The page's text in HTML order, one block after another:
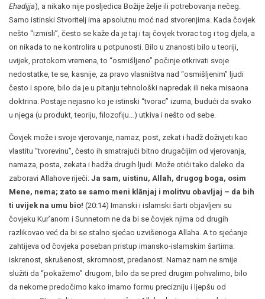
Ehadijja), a nikako nije posljedica Božije želje ili potrebovanja nečeg.
Samo istinski Stvoritelj ima apsolutnu moć nad stvorenjima. Kada čovjek
nešto “izmisli”, često se kaže da je taj i taj čovjek tvorac tog i tog djela, a
on nikada to ne kontrolira u potpunosti. Bilo u znanosti bilo u teoriji,
uvijek, protokom vremena, to “osmišljeno” počinje otkrivati svoje
nedostatke, te se, kasnije, za pravo vlasništva nad “osmišljenim” ljudi
često i spore, bilo da je u pitanju tehnološki napredak ili neka misaona
doktrina. Postaje nejasno ko je istinski “tvorac” izuma, budući da svako
u njega (u produkt, teoriju, filozofiju…) utkiva i nešto od sebe.
Čovjek može i svoje vjerovanje, namaz, post, zekat i hadž doživjeti kao
vlastitu “tvorevinu”, često ih smatrajući bitno drugačijim od vjerovanja,
namaza, posta, zekata i hadža drugih ljudi. Može otići tako daleko da
zaboravi Allahove riječi: Ja sam, uistinu, Allah, drugog boga, osim
Mene, nema; zato se samo meni klānjaj i molitvu obavljaj – da bih
ti uvijek na umu bio! (20:14) Imanski i islamski šarti objavljeni su
čovjeku Kur’anom i Sunnetom ne da bi se čovjek njima od drugih
razlikovao već da bi se stalno sjećao uzvišenoga Allaha. A to sjećanje
zahtijeva od čovjeka poseban pristup imansko-islamskim šartima:
iskrenost, skrušenost, skromnost, predanost. Namaz nam ne smije
služiti da “pokažemo” drugom, bilo da se pred drugim pohvalimo, bilo
da nekome predočimo kako imamo formu precizniju i ljepšu od